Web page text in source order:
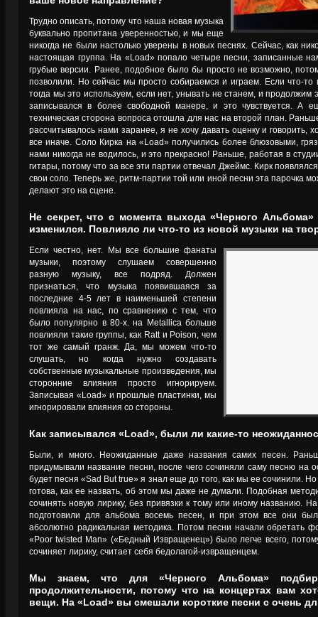
Трудно описать, потому что наша новая музыка
буквально пропитана уверенностью, и мы еще
никогда не были настолько уверены в новых песнях. Сейчас, как
настоящая группа. На «Load» попало четыре песни, записанные
грубые версии. Ранее, подобное было бы просто не возможно,
позволили. Но сейчас мы просто собираемся и играем. Если что-то
тогда мы это используем, если нет, унывать не станем, и
записывался в более свободной манере, и это чувствуется. А
техническая сторона вопроса отошла для нас на второй план.
рассчитывалось нами заранее, я не хочу давать оценку и
все иначе. Соло Кирка на «Load» получились более блюзовыми,
нами никогда не водилось, и это прекрасно! Раньше, работая в
гитары, потому что за все эти партии отвечал Джеймс. Кирк
свои соло. Теперь же, ритм-партии той или иной песни эта парочка
делают это на сцене.
Не секрет, что с момента выхода «Черного
изменился. Повлияло ли что-то из новой музыки на
Если честно, нет. Мы все большие фанаты
музыки, поэтому слушаем совершенно
разную музыку, все подряд. Должен
признаться, что музыка появившаяся за
последние 4-5 лет в наименьшей степени
повлияла на нас, по сравнению с тем, что
было популярно в 80-х. на Metallica больше
повлияли такие группы, как Ratt и Poison, чем
тот же самый гранж. Да, мы можем что-то
слушать, но когда нужно создавать
собственные музыкальные произведения, мы
сторонние влияния просто игнорируем.
Записывая «Load» и прошлые пластинки, мы
игнорировали влияния со стороны.
Как записывался «Load», были ли какие-то
Были, и много. Неожиданные даже названия самих песен.
придумывали название песни, после чего сочиняли саму песню на
будет песня «Sad But true» я знал еще до того, как мы ее сочинили.
готова, как ее назвать, об этом мы даже не думали. Подобная
сочинять новую лирику, без привязки к тому или иному названию.
подготовили для альбома восемь песен, и при этом все они
абсолютно радикальная методика. Потом песни начали обретать
«Poor twisted Man» («Бедный Извращенец») было легче всего,
сочиняет лирику, считает себя бедолагой-извращенцем.
Мы знаем, что для «Черного Альбома»
продолжительности, потому что на концертах вам
вещи. На «Load» вы смешали короткие песни с очень